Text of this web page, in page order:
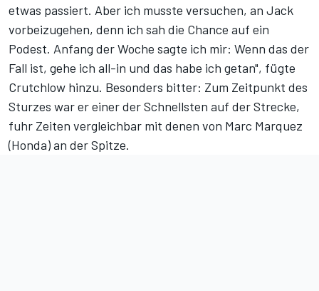
etwas passiert. Aber ich musste versuchen, an Jack
vorbeizugehen, denn ich sah die Chance auf ein
Podest. Anfang der Woche sagte ich mir: Wenn das der
Fall ist, gehe ich all-in und das habe ich getan", fügte
Crutchlow hinzu. Besonders bitter: Zum Zeitpunkt des
Sturzes war er einer der Schnellsten auf der Strecke,
fuhr Zeiten vergleichbar mit denen von Marc Marquez
(Honda) an der Spitze.